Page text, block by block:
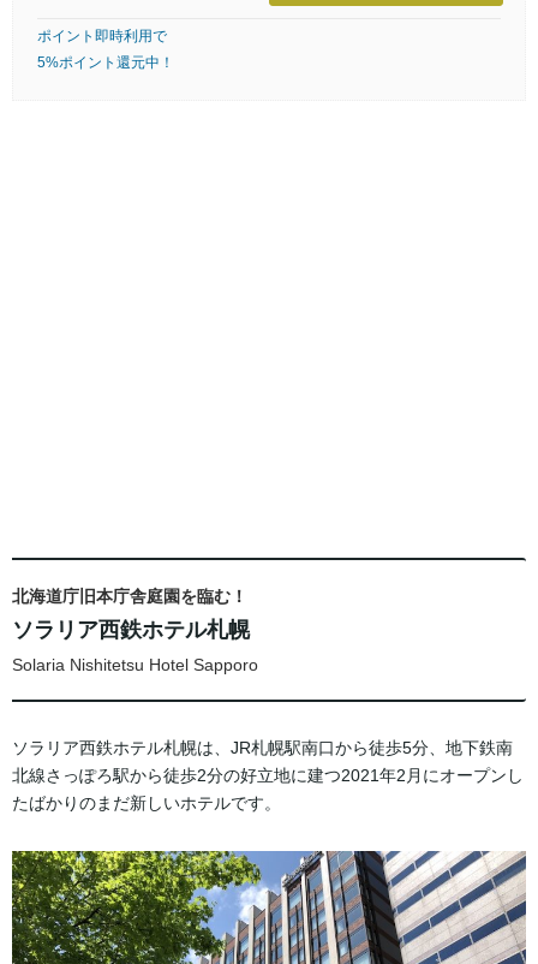
ポイント即時利用で
5%ポイント還元中！
北海道庁旧本庁舎庭園を臨む！
ソラリア西鉄ホテル札幌
Solaria Nishitetsu Hotel Sapporo
ソラリア西鉄ホテル札幌は、JR札幌駅南口から徒歩5分、地下鉄南
北線さっぽろ駅から徒歩2分の好立地に建つ2021年2月にオープンし
たばかりのまだ新しいホテルです。